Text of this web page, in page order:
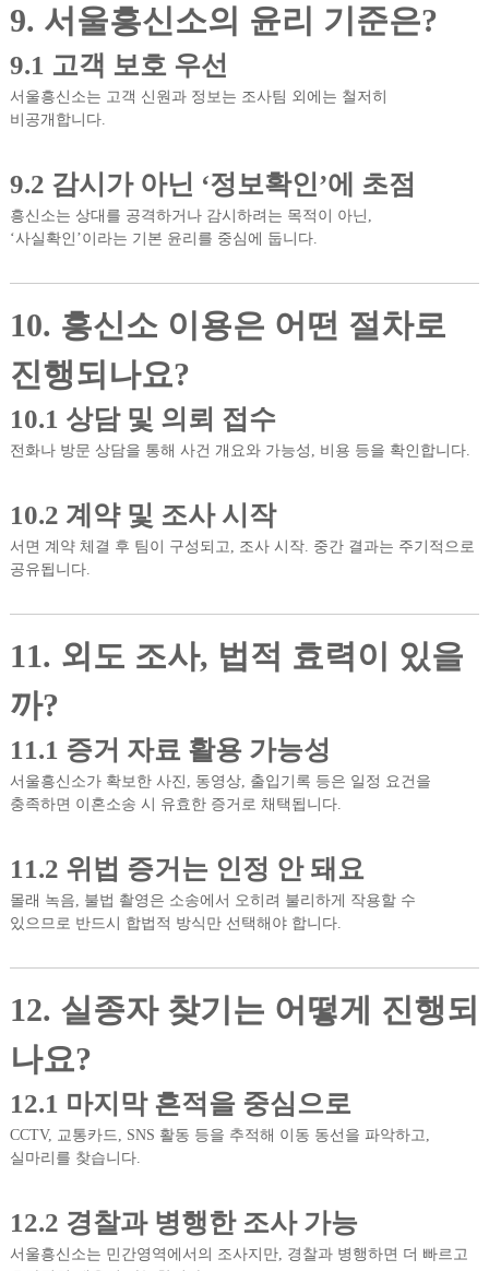
9. 서울흥신소의 윤리 기준은?
9.1 고객 보호 우선
서울흥신소는 고객 신원과 정보는 조사팀 외에는 철저히
비공개합니다.
9.2 감시가 아닌 ‘정보확인’에 초점
흥신소는 상대를 공격하거나 감시하려는 목적이 아닌,
‘사실확인’이라는 기본 윤리를 중심에 둡니다.
10. 흥신소 이용은 어떤 절차로
진행되나요?
10.1 상담 및 의뢰 접수
전화나 방문 상담을 통해 사건 개요와 가능성, 비용 등을 확인합니다.
10.2 계약 및 조사 시작
서면 계약 체결 후 팀이 구성되고, 조사 시작. 중간 결과는 주기적으로
공유됩니다.
11. 외도 조사, 법적 효력이 있을
까?
11.1 증거 자료 활용 가능성
서울흥신소가 확보한 사진, 동영상, 출입기록 등은 일정 요건을
충족하면 이혼소송 시 유효한 증거로 채택됩니다.
11.2 위법 증거는 인정 안 돼요
몰래 녹음, 불법 촬영은 소송에서 오히려 불리하게 작용할 수
있으므로 반드시 합법적 방식만 선택해야 합니다.
12. 실종자 찾기는 어떻게 진행되
나요?
12.1 마지막 흔적을 중심으로
CCTV, 교통카드, SNS 활동 등을 추적해 이동 동선을 파악하고,
실마리를 찾습니다.
12.2 경찰과 병행한 조사 가능
서울흥신소는 민간영역에서의 조사지만, 경찰과 병행하면 더 빠르고